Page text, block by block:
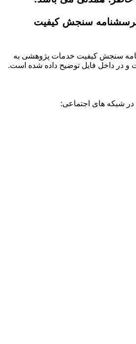
سنجش کیفیت
سنجش کیفیت خدمات پژوهشی به
و در داخل فایل توضیح داده شده است.
شبکه های اجتماعی: